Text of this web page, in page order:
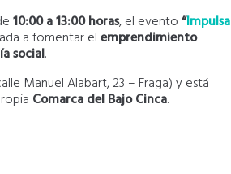
10:00 a 13:00 horas, el evento“Impulsa
a fomentar elemprendimiento
social.
Manuel Alabart, 23 – Fraga) y está
Comarca del Bajo Cinca.